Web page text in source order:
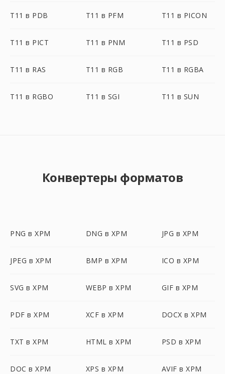
T11 в PDB T11 в PFM T11 в PICON
T11 в PICT T11 в PNM T11 в PSD
T11 в RAS T11 в RGB T11 в RGBA
T11 в RGBO T11 в SGI T11 в SUN
Конвертеры форматов
PNG в XPM DNG в XPM JPG в XPM
JPEG в XPM BMP в XPM ICO в XPM
SVG в XPM WEBP в XPM GIF в XPM
PDF в XPM XCF в XPM DOCX в XPM
TXT в XPM HTML в XPM PSD в XPM
DOC в XPM XPS в XPM AVIF в XPM